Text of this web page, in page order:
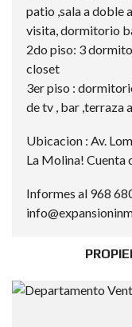
patio ,sala a doble
visita, dormitorio
2do piso: 3
closet
3er piso :
de tv , bar ,terraza
Ubicacion : Av.
La Molina! Cuenta
Informes al 968